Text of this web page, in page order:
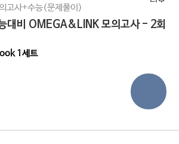
고사+수능(문제풀이)
대비 OMEGA&LINK 모의고사 - 2회
1세트